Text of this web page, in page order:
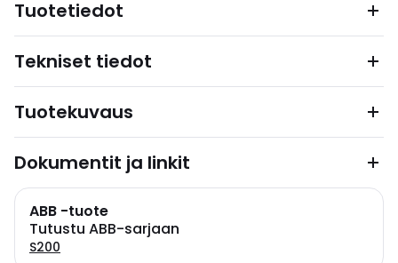
Tuotetiedot
Tekniset tiedot
Tuotekuvaus
Dokumentit ja linkit
ABB -tuote
Tutustu ABB-sarjaan
S200